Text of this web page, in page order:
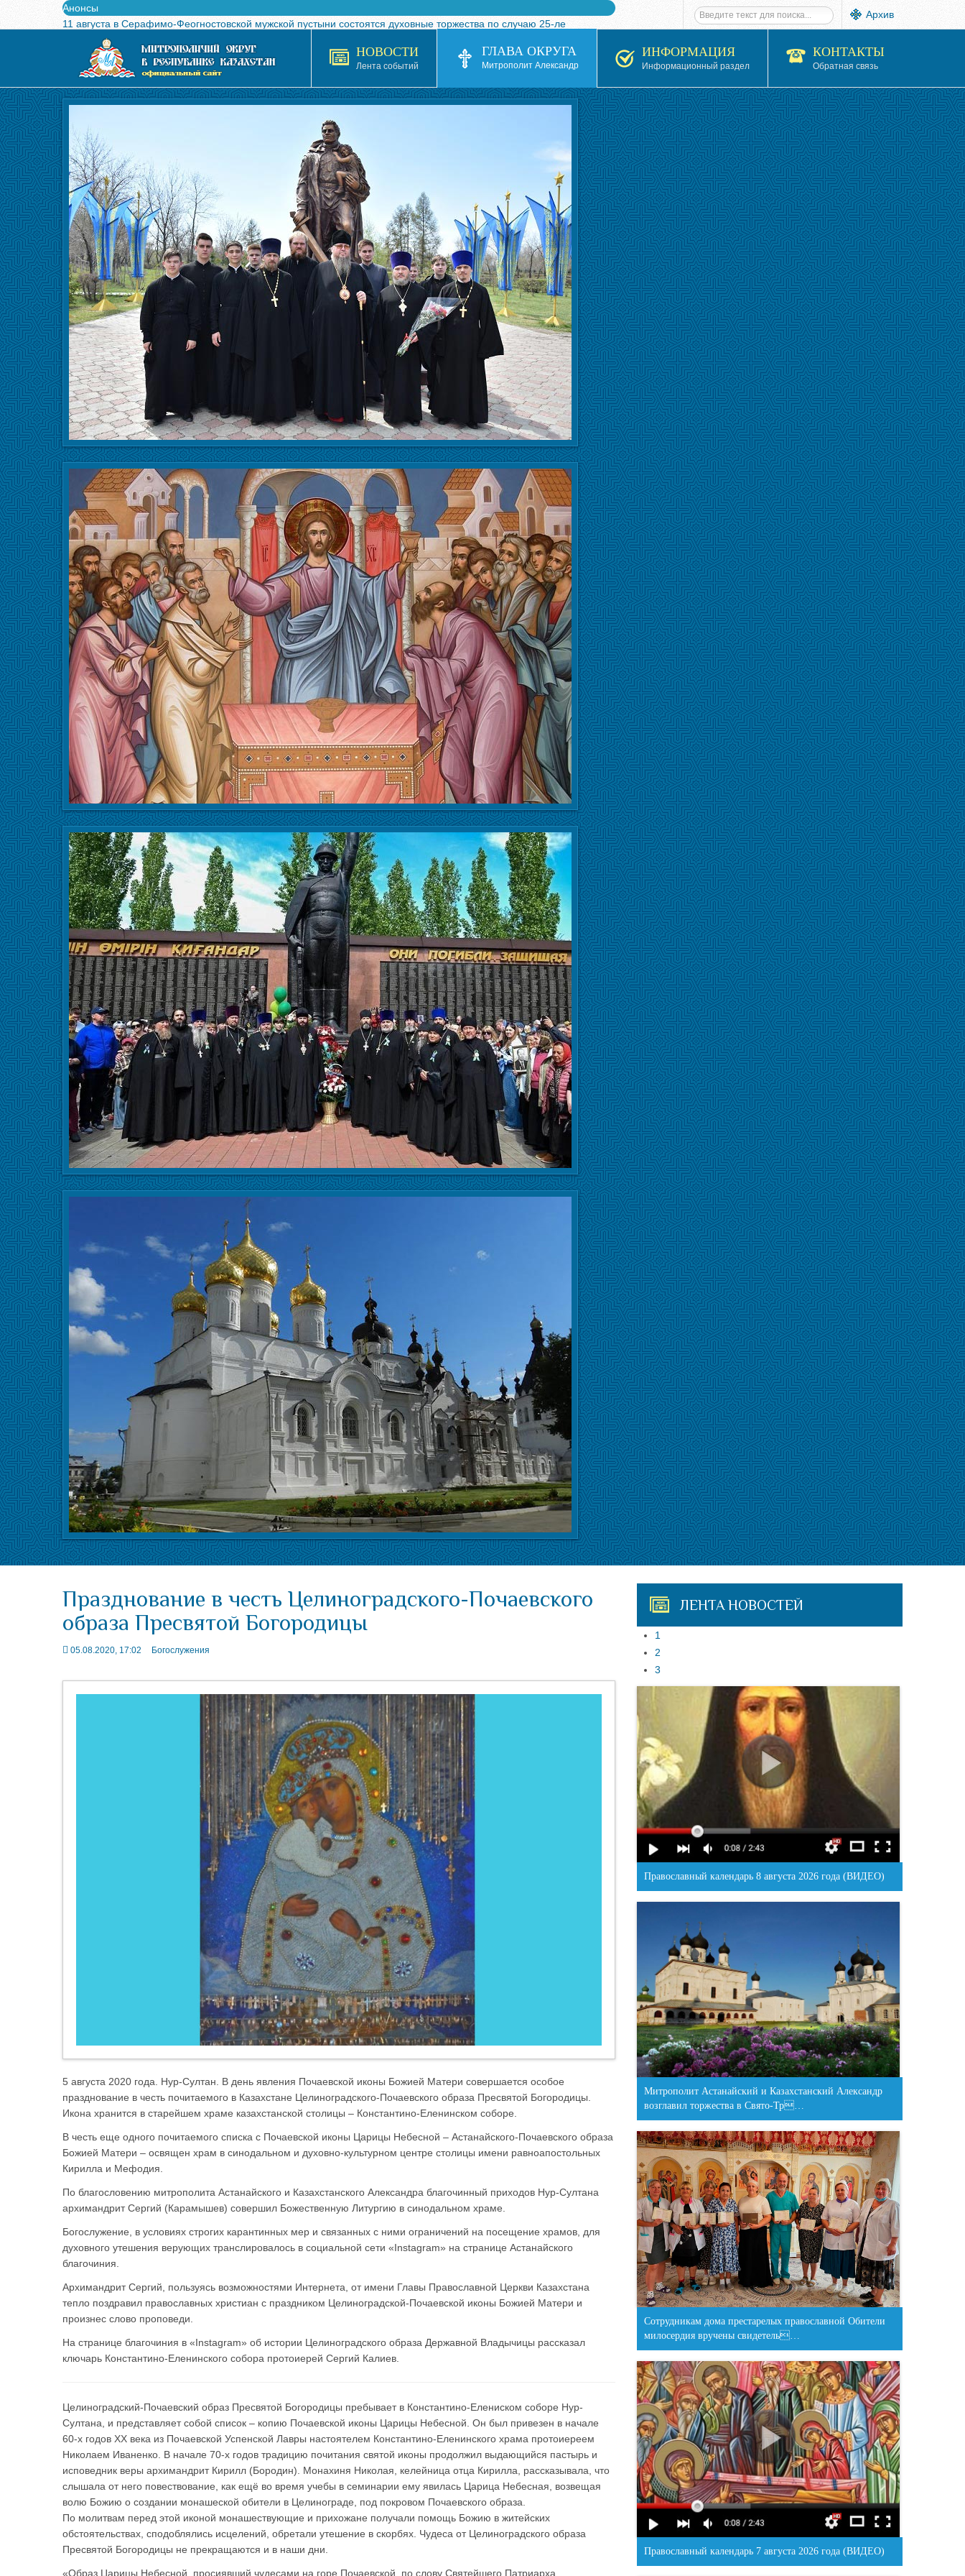
Анонсы
11 августа в Серафимо-Феогностовской мужской пустыни состоятся духовные торжества по случаю 25-ле
Выпущен в свет буклет о проведении Международного турнира по волейболу, посвященного 25-летию обр
Вышел в свет новый номер журнала «Свет Православия в Казахстане»
Вышла в свет монография «Управляющие Алма-Атинской епархией Русской Православной Церкви в 1927–19
Алма-Атинская духовная семинария объявляет прием документов на 2026-2027 учебный год
Архив
НОВОСТИ
Лента событий
ГЛАВА ОКРУГА
Митрополит Александр
ИНФОРМАЦИЯ
Информационный раздел
КОНТАКТЫ
Обратная связь
Празднование в честь Целиноградского-Почаевского
образа Пресвятой Богородицы
05.08.2020, 17:02 Богослужения
5 августа 2020 года. Нур-Султан. В день явления Почаевской иконы Божией Матери совершается особое
празднование в честь почитаемого в Казахстане Целиноградского-Почаевского образа Пресвятой Богородицы.
Икона хранится в старейшем храме казахстанской столицы – Константино-Еленинском соборе.
В честь еще одного почитаемого списка с Почаевской иконы Царицы Небесной – Астанайского-Почаевского образа
Божией Матери – освящен храм в синодальном и духовно-культурном центре столицы имени равноапостольных
Кирилла и Мефодия.
По благословению митрополита Астанайского и Казахстанского Александра благочинный приходов Нур-Султана
архимандрит Сергий (Карамышев) совершил Божественную Литургию в синодальном храме.
Богослужение, в условиях строгих карантинных мер и связанных с ними ограничений на посещение храмов, для
духовного утешения верующих транслировалось в социальной сети «Instagram» на странице Астанайского
благочиния.
Архимандрит Сергий, пользуясь возможностями Интернета, от имени Главы Православной Церкви Казахстана
тепло поздравил православных христиан с праздником Целиноградской-Почаевской иконы Божией Матери и
произнес слово проповеди.
На странице благочиния в «Instagram» об истории Целиноградского образа Державной Владычицы рассказал
ключарь Константино-Еленинского собора протоиерей Сергий Калиев.
Целиноградский-Почаевский образ Пресвятой Богородицы пребывает в Константино-Елениском соборе Нур-
Султана, и представляет собой список – копию Почаевской иконы Царицы Небесной. Он был привезен в начале
60-х годов ХХ века из Почаевской Успенской Лавры настоятелем Константино-Еленинского храма протоиереем
Николаем Иваненко. В начале 70-х годов традицию почитания святой иконы продолжил выдающийся пастырь и
исповедник веры архимандрит Кирилл (Бородин). Монахиня Николая, келейница отца Кирилла, рассказывала, что
слышала от него повествование, как ещё во время учебы в семинарии ему явилась Царица Небесная, возвещая
волю Божию о создании монашеской обители в Целинограде, под покровом Почаевского образа.
По молитвам перед этой иконой монашествующие и прихожане получали помощь Божию в житейских
обстоятельствах, сподоблялись исцелений, обретали утешение в скорбях. Чудеса от Целиноградского образа
Пресвятой Богородицы не прекращаются и в наши дни.
«Образ Царицы Небесной, просиявший чудесами на горе Почаевской, по слову Святейшего Патриарха
ЛЕНТА НОВОСТЕЙ
1
2
3
Православный календарь 8 августа 2026 года (ВИДЕО)
Митрополит Астанайский и Казахстанский Александр
возглавил торжества в Свято-Тр…
Сотрудникам дома престарелых православной Обители
милосердия вручены свидетель…
Православный календарь 7 августа 2026 года (ВИДЕО)